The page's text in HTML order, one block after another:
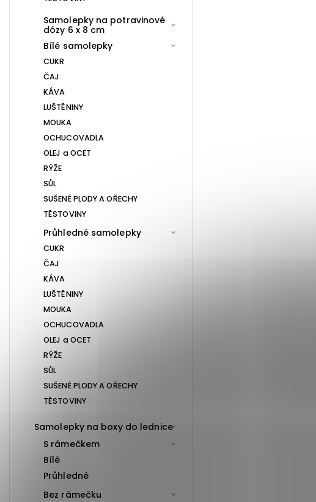
Samolepky na potravinové
dózy 6 x 8 cm
Bílé samolepky
CUKR
ČAJ
KÁVA
LUŠTĚNINY
MOUKA
OCHUCOVADLA
OLEJ a OCET
RÝŽE
SŮL
SUŠENÉ PLODY A OŘECHY
TĚSTOVINY
Průhledné samolepky
CUKR
ČAJ
KÁVA
LUŠTĚNINY
MOUKA
OCHUCOVADLA
OLEJ a OCET
RÝŽE
SŮL
SUŠENÉ PLODY A OŘECHY
TĚSTOVINY
Samolepky na boxy do lednice
S rámečkem
Bílé
Průhledné
Bez rámečku